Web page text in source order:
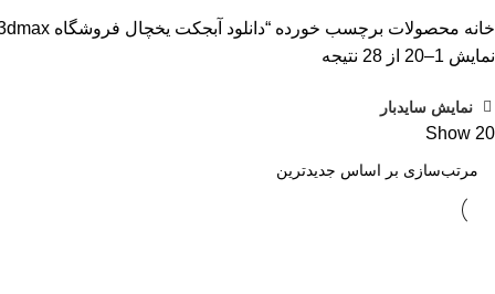
خانه محصولات برچسب خورده “دانلود آبجکت یخچال فروشگاه 3dmax”
نمایش 1–20 از 28 نتیجه
نمایش سایدبار
Show 20